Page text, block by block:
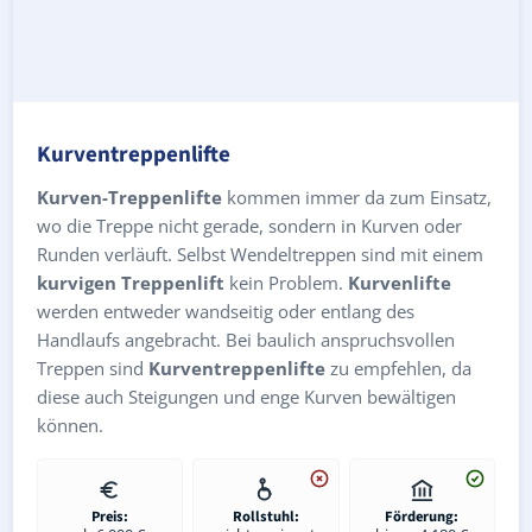
Kurventreppenlifte
Kurven-Treppenlifte kommen immer da zum Einsatz,
wo die Treppe nicht gerade, sondern in Kurven oder
Runden verläuft. Selbst Wendeltreppen sind mit einem
kurvigen Treppenlift kein Problem. Kurvenlifte
werden entweder wandseitig oder entlang des
Handlaufs angebracht. Bei baulich anspruchsvollen
Treppen sind Kurventreppenlifte zu empfehlen, da
diese auch Steigungen und enge Kurven bewältigen
können.
Preis: Rollstuhl: Förderung: